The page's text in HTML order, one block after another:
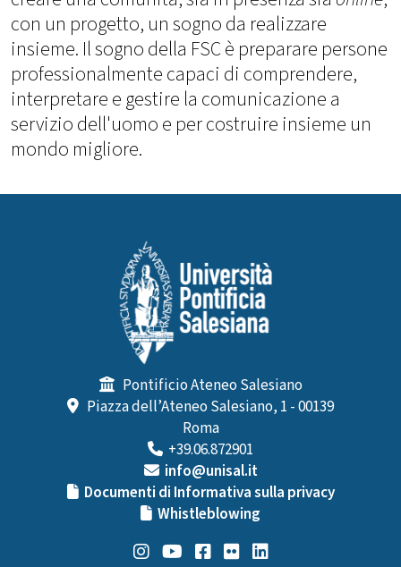
con un progetto, un sogno da realizzare
insieme. Il sogno della FSC è preparare persone
professionalmente capaci di comprendere,
interpretare e gestire la comunicazione a
servizio dell'uomo e per costruire insieme un
mondo migliore.
Pontificio Ateneo Salesiano
Piazza dell’Ateneo Salesiano, 1 - 00139
Roma
+39.06.872901
info@unisal.it
Documenti di Informativa sulla privacy
Whistleblowing